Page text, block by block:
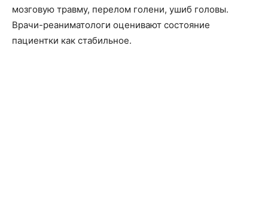
мозговую травму, перелом голени, ушиб головы.
Врачи-реаниматологи оценивают состояние
пациентки как стабильное.